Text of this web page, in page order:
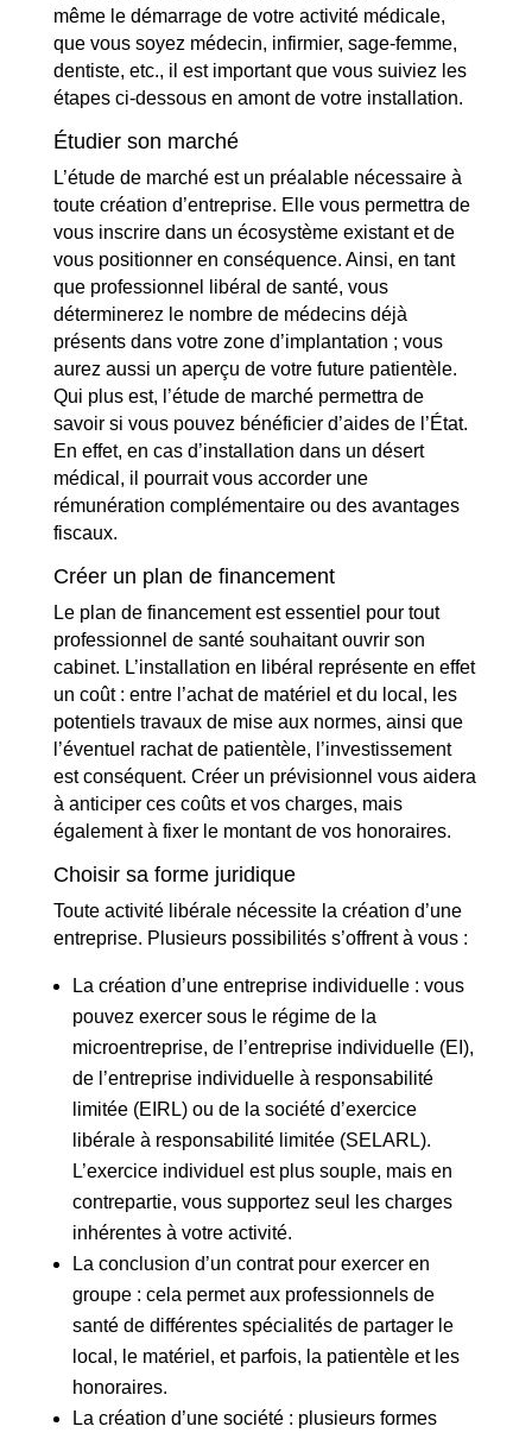
même le démarrage de votre activité médicale,
que vous soyez médecin, infirmier, sage-femme,
dentiste, etc., il est important que vous suiviez les
étapes ci-dessous en amont de votre installation.
Étudier son marché
L’étude de marché est un préalable nécessaire à
toute création d’entreprise. Elle vous permettra de
vous inscrire dans un écosystème existant et de
vous positionner en conséquence. Ainsi, en tant
que professionnel libéral de santé, vous
déterminerez le nombre de médecins déjà
présents dans votre zone d’implantation ; vous
aurez aussi un aperçu de votre future patientèle.
Qui plus est, l’étude de marché permettra de
savoir si vous pouvez bénéficier d’aides de l’État.
En effet, en cas d’installation dans un désert
médical, il pourrait vous accorder une
rémunération complémentaire ou des avantages
fiscaux.
Créer un plan de financement
Le plan de financement est essentiel pour tout
professionnel de santé souhaitant ouvrir son
cabinet. L’installation en libéral représente en effet
un coût : entre l’achat de matériel et du local, les
potentiels travaux de mise aux normes, ainsi que
l’éventuel rachat de patientèle, l’investissement
est conséquent. Créer un prévisionnel vous aidera
à anticiper ces coûts et vos charges, mais
également à fixer le montant de vos honoraires.
Choisir sa forme juridique
Toute activité libérale nécessite la création d’une
entreprise. Plusieurs possibilités s’offrent à vous :
La création d’une entreprise individuelle : vous
pouvez exercer sous le régime de la
microentreprise, de l’entreprise individuelle (EI),
de l’entreprise individuelle à responsabilité
limitée (EIRL) ou de la société d’exercice
libérale à responsabilité limitée (SELARL).
L’exercice individuel est plus souple, mais en
contrepartie, vous supportez seul les charges
inhérentes à votre activité.
La conclusion d’un contrat pour exercer en
groupe : cela permet aux professionnels de
santé de différentes spécialités de partager le
local, le matériel, et parfois, la patientèle et les
honoraires.
La création d’une société : plusieurs formes